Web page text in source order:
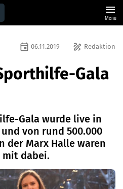
menu
Menü
draw Redaktion
event 06.11.2019
Gala
Gala wurde live in
von rund 500.000
der Marx Halle waren
mit dabei.